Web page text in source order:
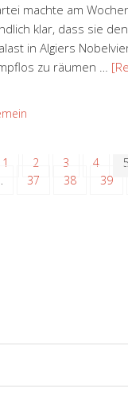
machte am
klar, dass sie den
in Algiers
zu räumen …
1 2 3 4 5
37 38 39